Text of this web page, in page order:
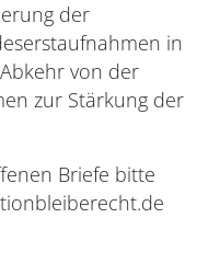
der
in
von der
zur Stärkung der
Briefe bitte